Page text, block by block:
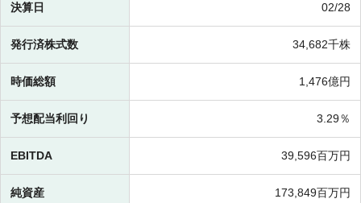
決算日 02/28
発行済株式数 34,682千株
時価総額 1,476億円
予想配当利回り 3.29％
EBITDA 39,596百万円
純資産 173,849百万円